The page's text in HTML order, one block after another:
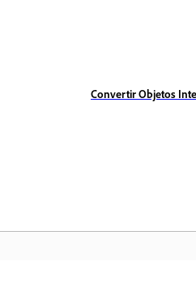
Convertir Objetos